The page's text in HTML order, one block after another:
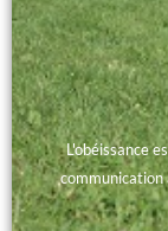
L'obéissance
communication